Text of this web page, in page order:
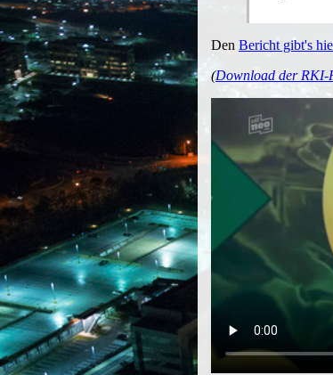
Den Bericht gibt's
(Download der RKI-